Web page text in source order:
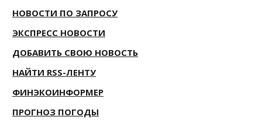
НОВОСТИ ПО ЗАПРОСУ
ЭКСПРЕСС НОВОСТИ
ДОБАВИТЬ СВОЮ НОВОСТЬ
НАЙТИ RSS-ЛЕНТУ
ФИНЭКОИНФОРМЕР
ПРОГНОЗ ПОГОДЫ